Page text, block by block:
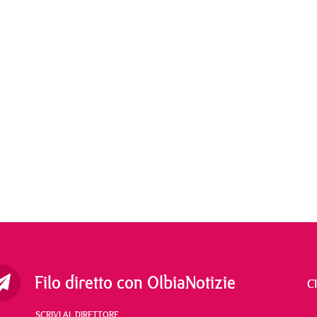
Filo diretto con OlbiaNotizie
SCRIVI AL DIRETTORE